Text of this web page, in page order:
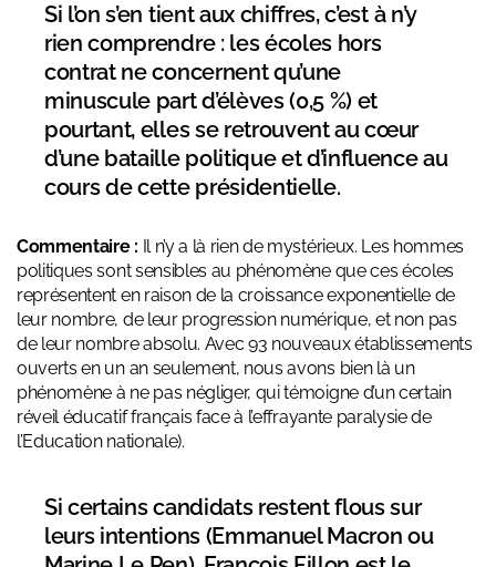
Si l’on s’en tient aux chiffres, c’est à n’y
rien comprendre : les écoles hors
contrat ne concernent qu’une
minuscule part d’élèves (0,5 %) et
pourtant, elles se retrouvent au cœur
d’une bataille politique et d’influence au
cours de cette présidentielle.
Commentaire : Il n’y a là rien de mystérieux. Les hommes
politiques sont sensibles au phénomène que ces écoles
représentent en raison de la croissance exponentielle de
leur nombre, de leur progression numérique, et non pas
de leur nombre absolu. Avec 93 nouveaux établissements
ouverts en un an seulement, nous avons bien là un
phénomène à ne pas négliger, qui témoigne d’un certain
réveil éducatif français face à l’effrayante paralysie de
l’Education nationale).
Si certains candidats restent flous sur
leurs intentions (Emmanuel Macron ou